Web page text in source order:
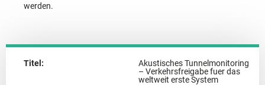
werden.
Titel:
Akustisches Tunnelmonitoring
– Verkehrsfreigabe fuer das
weltweit erste System